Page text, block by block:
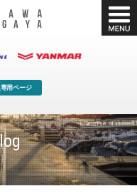
用ページ